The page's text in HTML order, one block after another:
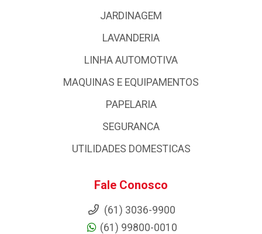
JARDINAGEM
LAVANDERIA
LINHA AUTOMOTIVA
MAQUINAS E EQUIPAMENTOS
PAPELARIA
SEGURANCA
UTILIDADES DOMESTICAS
Fale Conosco
(61) 3036-9900
(61) 99800-0010